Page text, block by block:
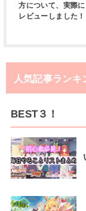
方について、実際
レビューしました！
人気記事ランキ
BEST３！